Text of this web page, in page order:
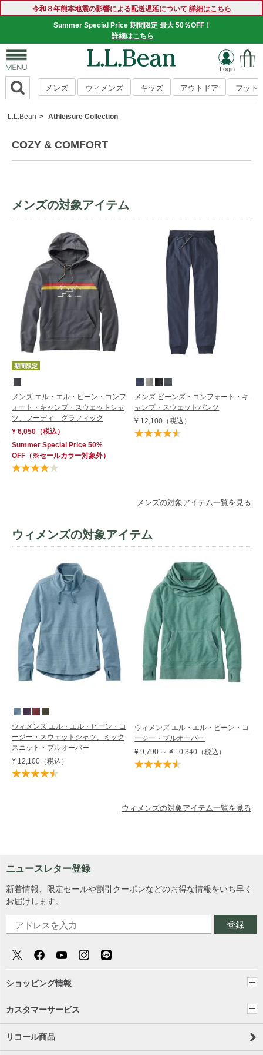
令和８年熊本地震の影響による配送遅延について 詳細はこちら
Summer Special Price 期間限定 最大 50％OFF！
詳細はこちら
メンズ ウィメンズ キッズ アウトドア フット
L.L.Bean Athleisure Collection
COZY & COMFORT
メンズの対象アイテム
期間限定
メンズ エル・エル・ビーン・コンフ
ォート・キャンプ・スウェットシャ
ツ、フーディ グラフィック
¥ 6,050 （税込）
Summer Special Price 50%
OFF （※セールカラー対象外）
メンズ ビーンズ・コンフォート・キ
ャンプ・スウェットパンツ
¥ 12,100 （税込）
メンズの対象アイテム一覧を見る
ウィメンズの対象アイテム
ウィメンズ エル・エル・ビーン・コ
ージー・スウェットシャツ、ミック
スニット・プルオーバー
¥ 12,100 （税込）
ウィメンズ エル・エル・ビーン・コ
ージー・プルオーバー
¥ 9,790 ～¥ 10,340 （税込）
ウィメンズの対象アイテム一覧を見る
ニュースレター登録
新着情報、限定セールや割引クーポンなどのお得な情報をいち早く
お届けします。
登録
ショッピング情報
カスタマーサービス
リコール商品